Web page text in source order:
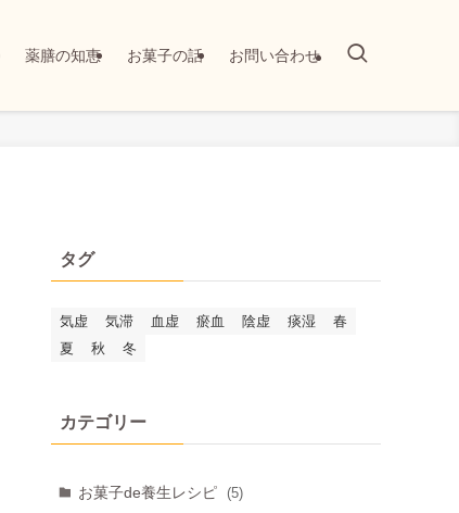
薬膳の知恵 お菓子の話 お問い合わせ
タグ
気虚 気滞 血虚 瘀血 陰虚 痰湿
春
夏
秋 冬
カテゴリー
お菓子de養生レシピ (5)